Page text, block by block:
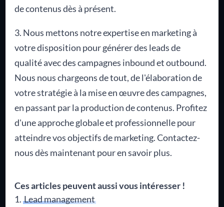
de contenus dès à présent.
3. Nous mettons notre expertise en marketing à
votre disposition pour générer des leads de
qualité avec des campagnes inbound et outbound.
Nous nous chargeons de tout, de l'élaboration de
votre stratégie à la mise en œuvre des campagnes,
en passant par la production de contenus. Profitez
d'une approche globale et professionnelle pour
atteindre vos objectifs de marketing. Contactez-
nous dès maintenant pour en savoir plus.
Ces articles peuvent aussi vous intéresser !
Lead management